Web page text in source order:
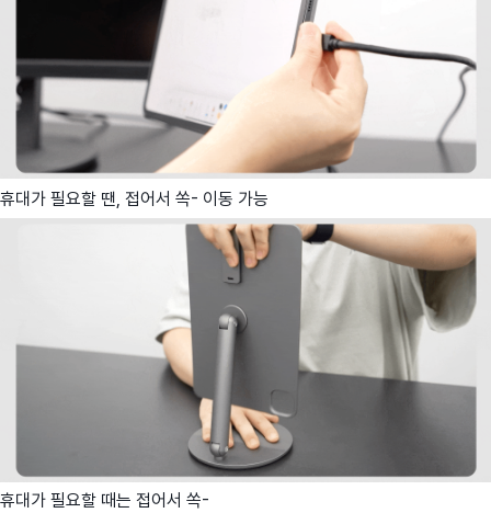
휴대가 필요할 땐, 접어서 쏙- 이동 가능
휴대가 필요할 때는 접어서 쏙-